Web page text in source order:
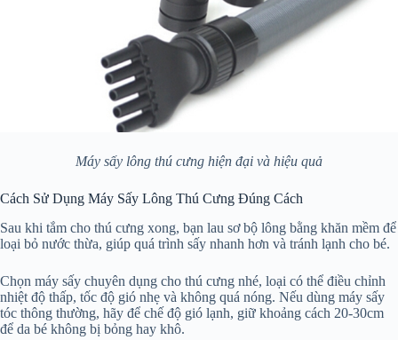
Máy sấy lông thú cưng hiện đại và hiệu quả
Cách Sử Dụng Máy Sấy Lông Thú Cưng Đúng Cách
Sau khi tắm cho thú cưng xong, bạn lau sơ bộ lông bằng khăn mềm để
loại bỏ nước thừa, giúp quá trình sấy nhanh hơn và tránh lạnh cho bé.
Chọn máy sấy chuyên dụng cho thú cưng nhé, loại có thể điều chỉnh
nhiệt độ thấp, tốc độ gió nhẹ và không quá nóng. Nếu dùng máy sấy
tóc thông thường, hãy để chế độ gió lạnh, giữ khoảng cách 20-30cm
để da bé không bị bỏng hay khô.